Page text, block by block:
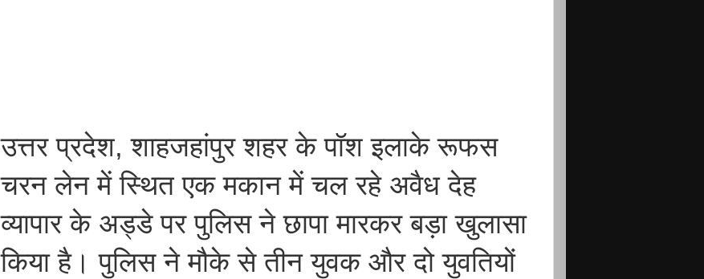
उत्तर प्रदेश, शाहजहांपुर शहर के पॉश इलाके रूफस
चरन लेन में स्थित एक मकान में चल रहे अवैध देह
व्यापार के अड्डे पर पुलिस ने छापा मारकर बड़ा खुलासा
किया है। पुलिस ने मौके से तीन युवक और दो युवतियों